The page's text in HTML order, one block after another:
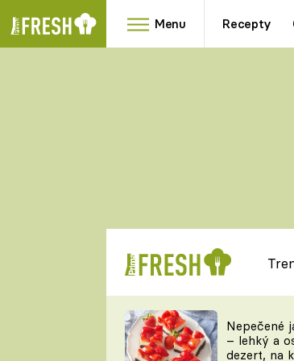
Menu Recepty
RYCHLOVKY
TEĎ
Nepečené
– lehký a
dezert, na